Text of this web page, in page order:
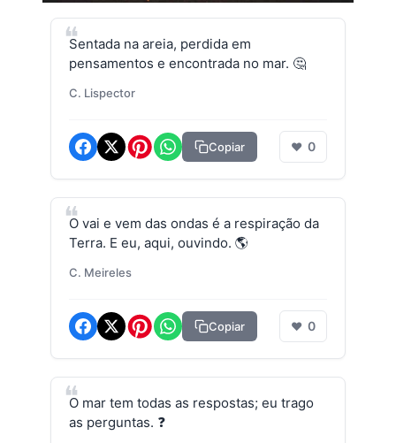
Sentada na areia, perdida em
pensamentos e encontrada no mar. 🤔
C. Lispector
Copiar ❤ 0
O vai e vem das ondas é a respiração da
Terra. E eu, aqui, ouvindo. 🌎
C. Meireles
Copiar ❤ 0
O mar tem todas as respostas; eu trago
as perguntas. ❓